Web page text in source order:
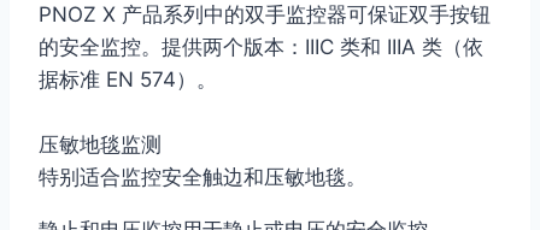
PNOZ X 产品系列中的双手监控器可保证双手按钮
的安全监控。提供两个版本：IIIC 类和 IIIA 类（依
据标准 EN 574）。
压敏地毯监测
特别适合监控安全触边和压敏地毯。